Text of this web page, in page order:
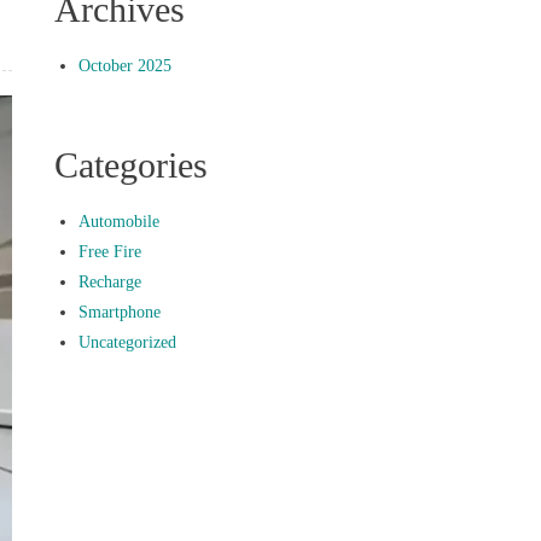
Archives
October 2025
Categories
Automobile
Free Fire
Recharge
Smartphone
Uncategorized